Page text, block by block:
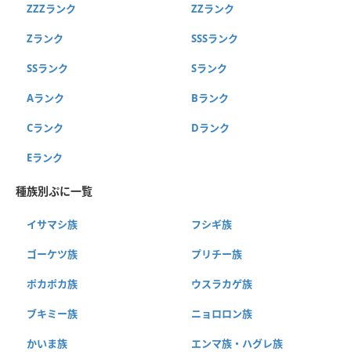
ZZZランク ZZランク
Zランク SSSランク
SSランク Sランク
Aランク Bランク
Cランク Dランク
Eランク
種族別ぷに一覧
イサマシ族 フシギ族
ゴーケツ族 プリチー族
ポカポカ族 ウスラカゲ族
ブキミー族 ニョロロン族
かいま族 エンマ族・ハグレ族